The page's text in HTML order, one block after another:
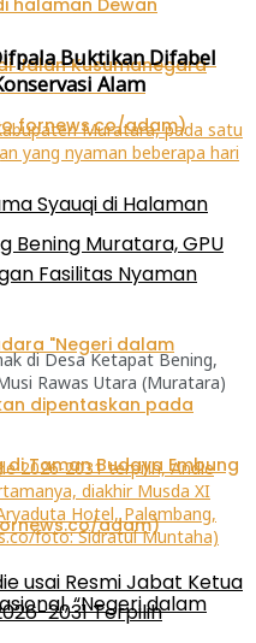
Syauqi di Halaman
“Negeri dalam
Buktikan Difabel
Alam
Bening Muratara, GPU
Fasilitas Nyaman
di Desa Ketapat Bening,
Rawas Utara (Muratara)
usai Resmi Jabat Ketua
2031 Terpilih